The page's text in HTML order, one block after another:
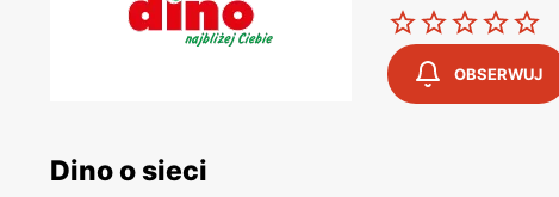
OBSERWUJ
Dino o sieci